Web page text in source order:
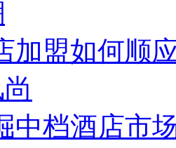
加盟如何顺
中档酒店市